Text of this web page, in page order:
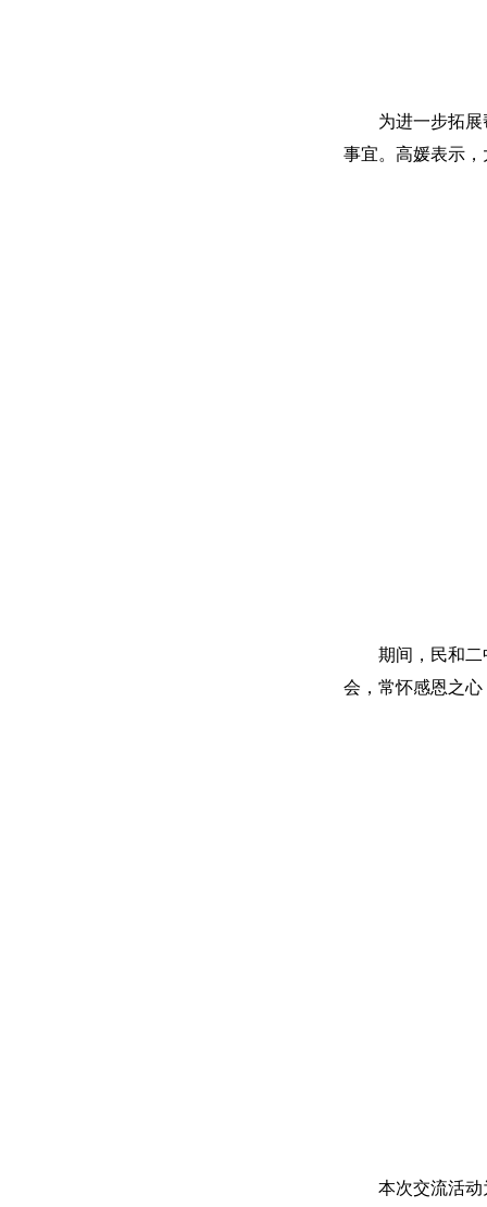
为进一步拓
事宜。 高媛表示，
期间，民和
会，常怀感恩之
本次交流活